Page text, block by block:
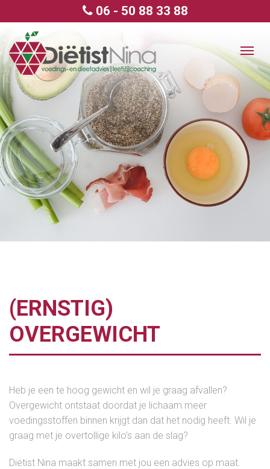
06 - 50 88 33 88
(ERNSTIG)
OVERGEWICHT
Heb je een te hoog gewicht en wil je graag afvallen?
Overgewicht ontstaat doordat je lichaam meer
voedingsstoffen binnen krijgt dan dat het nodig heeft. Wil je
graag met je overtollige kilo’s aan de slag?
Diëtist Nina maakt samen met jou een advies op maat.